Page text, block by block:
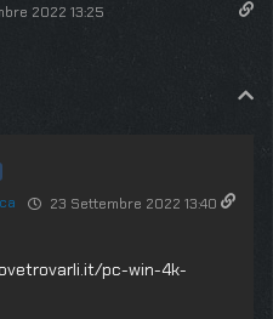
2022 13:25
23 Settembre 2022 13:40
pc-win-4k-